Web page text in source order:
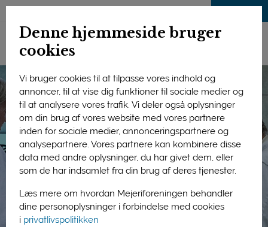
Denne hjemmeside bruger
cookies
Vi bruger cookies til at tilpasse vores indhold og
annoncer, til at vise dig funktioner til sociale medier og
til at analysere vores trafik. Vi deler også oplysninger
om din brug af vores website med vores partnere
inden for sociale medier, annonceringspartnere og
analysepartnere. Vores partnere kan kombinere disse
data med andre oplysninger, du har givet dem, eller
som de har indsamlet fra din brug af deres tjenester.
Læs mere om hvordan Mejeriforeningen behandler
dine personoplysninger i forbindelse med cookies
i privatlivspolitikken